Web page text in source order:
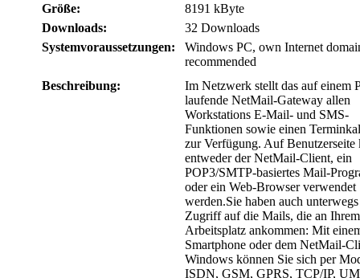
Größe:
8191 kByte
Downloads:
32 Downloads
Systemvoraussetzungen:
Windows PC, own Internet
recommended
Beschreibung:
Im Netzwerk stellt das auf einem
laufende NetMail-Gateway allen
Workstations E-Mail- und SMS-
Funktionen sowie einen
zur Verfügung. Auf Benutzerseite
entweder der NetMail-Client, ein
POP3/SMTP-basiertes Mail-
oder ein Web-Browser verwendet
werden.Sie haben auch unterwegs
Zugriff auf die Mails, die an Ihrem
Arbeitsplatz ankommen: Mit
Smartphone oder dem NetMail-
Windows können Sie sich per
ISDN, GSM, GPRS, TCP/IP,